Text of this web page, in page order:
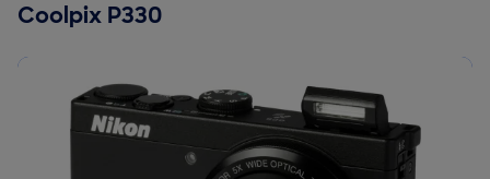
Coolpix P330